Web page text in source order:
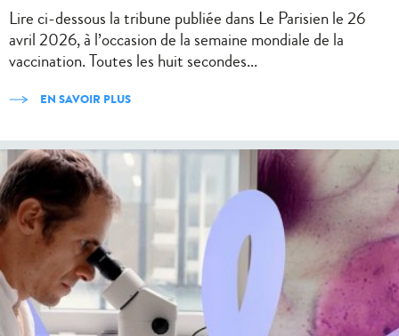
Lire ci-dessous la tribune publiée dans Le Parisien le 26
avril 2026, à l’occasion de la semaine mondiale de la
vaccination. Toutes les huit secondes...
EN SAVOIR PLUS